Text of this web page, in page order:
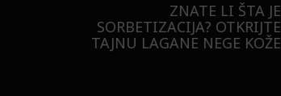
ZNATE LI ŠTA JE
SORBETIZACIJA? OTKRIJTE
TAJNU LAGANE NEGE KOŽE